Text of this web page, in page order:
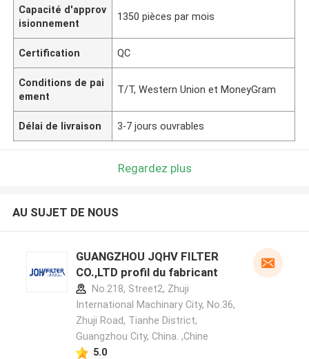
Capacité d'approv
isionnement
1350 pièces par mois
Certification QC
Conditions de pai
ement
T/T, Western Union et MoneyGram
Délai de livraison 3-7 jours ouvrables
Regardez plus
AU SUJET DE NOUS
GUANGZHOU JQHV FILTER
CO.,LTD profil du fabricant
No.218, Street2, Zhuji
International Machinary City, No.36,
Zhuji Road, Tianhe District,
Guangzhou City, China. ,Chine
5.0